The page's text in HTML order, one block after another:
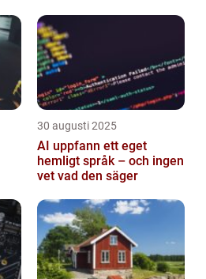
30 augusti 2025
AI uppfann ett eget
hemligt språk – och ingen
vet vad den säger